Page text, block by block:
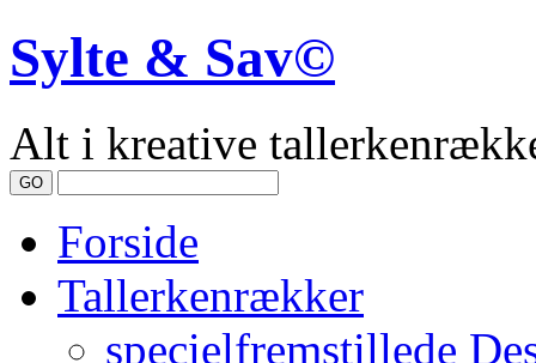
Sylte & Sav©
Alt i kreative
Forside
Tallerkenrækker
specielfremstillede